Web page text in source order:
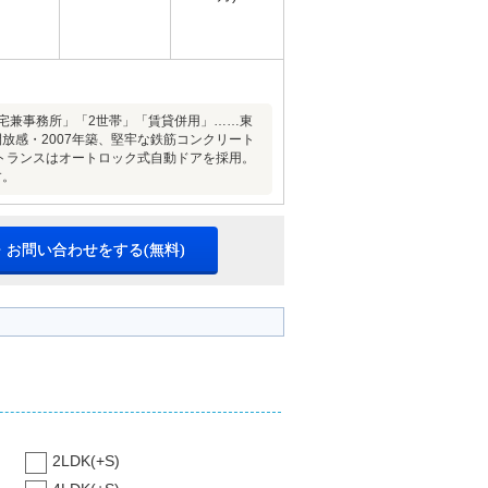
兼事務所」「2世帯」「賃貸併用」……東
感・2007年築、堅牢な鉄筋コンクリート
ンスはオートロック式自動ドアを採用。
お問い合わせをする(無料)
2LDK(+S)